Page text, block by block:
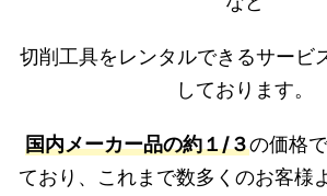
切削工具をレンタルできるサービ
しております。
国内メーカー品の約１/３の価格
ており、これまで数多くのお客様